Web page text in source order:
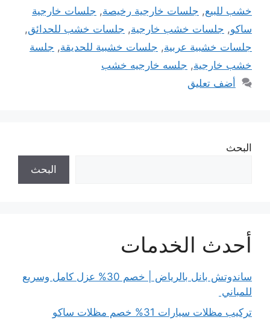
خشب للبيع, جلسات خارجية رخيصة, جلسات خارجية
ساكو, جلسات خشب خارجية, جلسات خشب للحدائق,
جلسات خشبية عربية, جلسات خشبية للحديقة, جلسة
خشب خارجية, جلسه خارجيه خشب
أضف تعليق
البحث
البحث
أحدث الخدمات
ساندوتش بانل بالرياض | خصم 30% عزل كامل وسريع
للمباني
تركيب مظلات سيارات 31% خصم مظلات ساكو